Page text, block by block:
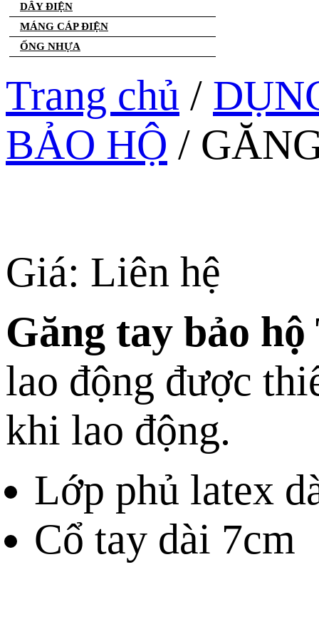
DÂY ĐIỆN
MÁNG CÁP ĐIỆN
ỐNG NHỰA
Trang chủ /
BẢO HỘ /
Giá: Liên hệ
Găng tay bảo
lao động được
khi lao động.
Lớp phủ latex
Cổ tay dài 7cm